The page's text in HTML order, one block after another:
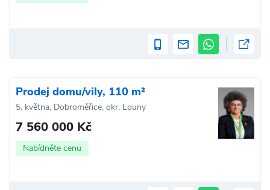
Prodej domu/vily, 110 m²
5. května, Dobroměřice, okr. Louny
7 560 000 Kč
Nabídněte cenu